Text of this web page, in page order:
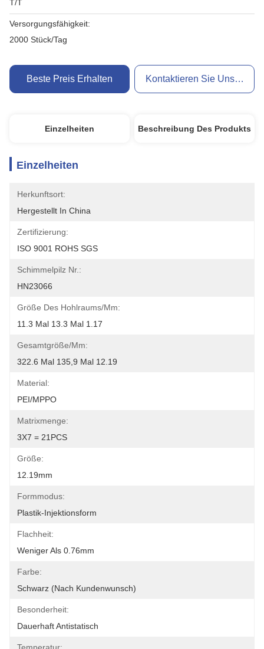
T/T
Versorgungsfähigkeit:
2000 Stück/Tag
Beste Preis Erhalten Kontaktieren Sie Uns Jetzt
Einzelheiten Beschreibung Des Produkts
Einzelheiten
Herkunftsort:
Hergestellt In China
Zertifizierung:
ISO 9001 ROHS SGS
Schimmelpilz Nr.:
HN23066
Größe Des Hohlraums/mm:
11.3 Mal 13.3 Mal 1.17
Gesamtgröße/mm:
322.6 Mal 135,9 Mal 12.19
Material:
PEI/MPPO
Matrixmenge:
3X7 = 21PCS
Größe:
12.19mm
Formmodus:
Plastik-Injektionsform
Flachheit:
Weniger Als 0.76mm
Farbe:
Schwarz (nach Kundenwunsch)
Besonderheit:
Dauerhaft Antistatisch